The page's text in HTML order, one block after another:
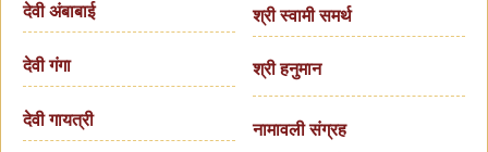
देवी अंबाबाई
देवी गंगा
देवी गायत्री
श्री स्वामी समर्थ
श्री हनुमान
नामावली संग्रह